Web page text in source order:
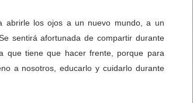
abrirle los ojos a un nuevo mundo, a un
sentirá afortunada de compartir durante
que tiene que hacer frente, porque para
a nosotros, educarlo y cuidarlo durante